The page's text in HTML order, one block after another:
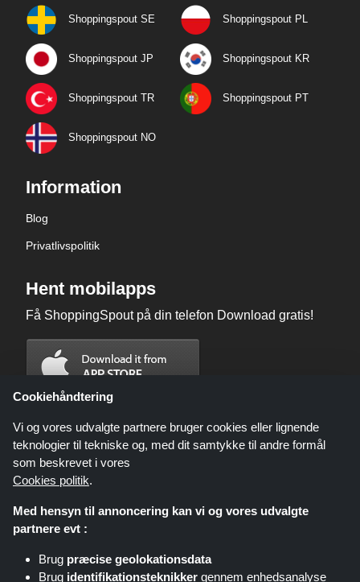
Shoppingspout SE Shoppingspout PL
Shoppingspout JP Shoppingspout KR
Shoppingspout TR Shoppingspout PT
Shoppingspout NO
Information
Blog
Privatlivspolitik
Hent mobilapps
Få ShoppingSpout på din telefon Download gratis!
Shoppingspout.com/dk eller dets personale er ikke involveret, når du
foretager et køb via disse links, Shoppingspout.com/dk optjener kun
Cookiehåndtering
Vi og vores udvalgte partnere bruger cookies eller lignende
teknologier til tekniske og, med dit samtykke til andre formål
som beskrevet i vores
Cookies politik.
Med hensyn til annoncering kan vi og vores udvalgte
partnere evt :
Brug præcise geolokationsdata
Brug identifikationsteknikker gennem enhedsanalyse